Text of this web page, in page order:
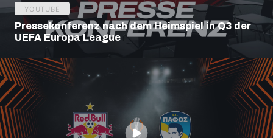
YOUTUBE
Pressekonferenz nach dem Heimspiel in Q3 der
UEFA Europa League